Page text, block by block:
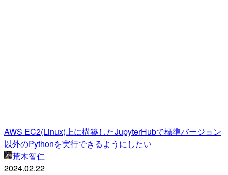
AWS EC2(Linux)上に構築したJupyterHubで標準バージョン
以外のPythonを実行できるようにしたい
荒木智仁
2024.02.22